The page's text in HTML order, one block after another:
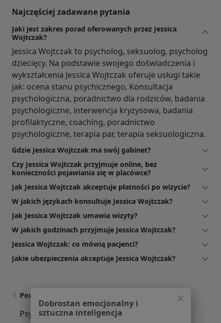
Najczęściej zadawane pytania
Jaki jest zakres porad oferowanych przez Jessica
Wojtczak?
Jessica Wojtczak to psycholog, seksuolog, psycholog
dziecięcy. Na podstawie swojego doświadczenia i
wykształcenia Jessica Wojtczak oferuje usługi takie
jak: ocena stanu psychicznego, Konsultacja
psychologiczna, poradnictwo dla rodziców, badania
psychologiczne, interwencja kryzysowa, badania
profilaktyczne, coaching, poradnictwo
psychologiczne, terapia par, terapia seksuologiczna.
Gdzie Jessica Wojtczak ma swój gabinet?
Czy Jessica Wojtczak przyjmuje online, bez
konieczności pojawiania się w placówce?
Jak Jessica Wojtczak akceptuje płatności po wizycie?
W jakich językach konsultuje Jessica Wojtczak?
Jak Jessica Wojtczak umawia wizyty?
W jakich godzinach przyjmuje Jessica Wojtczak?
Jessica Wojtczak: co mówią pacjenci?
Jakie ubezpieczenia akceptuje Jessica Wojtczak?
Powiązane wyszukiwania
Psycholodzy w pobliżu
Dobrostan emocjonalny i
sztuczna inteligencja